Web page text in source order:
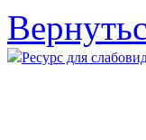
Ресурс для